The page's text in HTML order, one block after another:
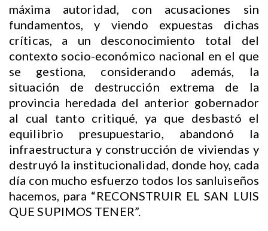
máxima autoridad, con acusaciones sin
fundamentos, y viendo expuestas dichas
críticas, a un desconocimiento total del
contexto socio-económico nacional en el que
se gestiona, considerando además, la
situación de destrucción extrema de la
provincia heredada del anterior gobernador
al cual tanto critiqué, ya que desbastó el
equilibrio presupuestario, abandonó la
infraestructura y construcción de viviendas y
destruyó la institucionalidad, donde hoy, cada
día con mucho esfuerzo todos los sanluiseños
hacemos, para “RECONSTRUIR EL SAN LUIS
QUE SUPIMOS TENER”.